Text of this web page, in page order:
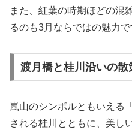
また、紅葉の時期ほどの混
るのも3月ならではの魅力で
渡月橋と桂川沿いの散
嵐山のシンボルともいえる
される桂川とともに、美し